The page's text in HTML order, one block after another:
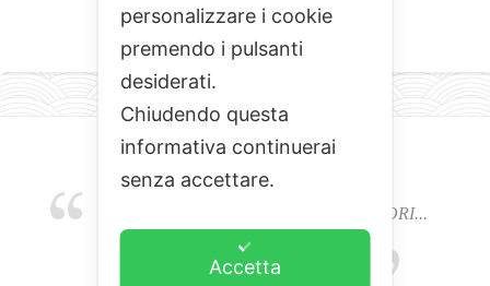
EMOZIONI, COLORI, ODORI E SAPORI...
L'ALCHIMIA DEL BUON CIBO
personalizzare i cookie
premendo i pulsanti
desiderati.
Chiudendo questa
informativa continuerai
senza accettare.
Accetta